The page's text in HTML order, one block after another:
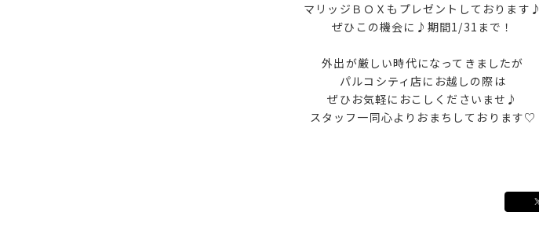
マリッジＢＯＸもプレゼントしております♪
ぜひこの機会に♪期間1/31まで！
外出が厳しい時代になってきましたが
パルコシティ店にお越しの際は
ぜひお気軽におこしくださいませ♪
スタッフ一同心よりおまちしております♡